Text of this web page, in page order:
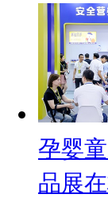
孕婴
品展